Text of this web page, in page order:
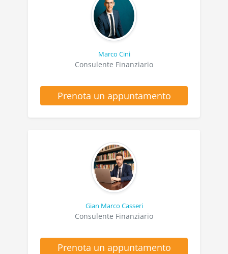
Marco Cini
Consulente Finanziario
Prenota un appuntamento
Gian Marco Casseri
Consulente Finanziario
Prenota un appuntamento